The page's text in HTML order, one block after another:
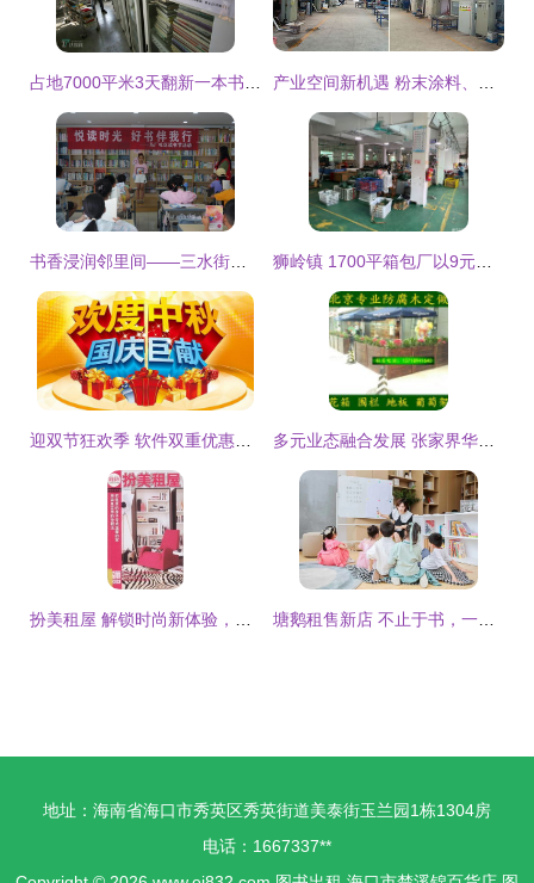
地址：海南省海口市秀英区秀英街道美泰街玉兰园1栋1304房
电话：1667337**